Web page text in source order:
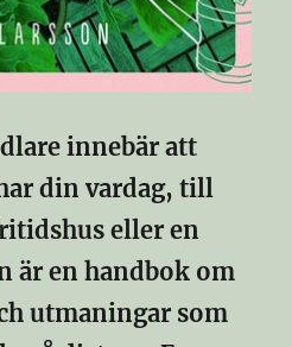
innebär att
din vardag, till
eller en
är en handbok om
utmaningar som